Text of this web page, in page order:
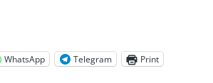
WhatsApp Telegram Print